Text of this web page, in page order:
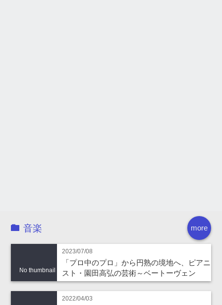
more
音楽
No thumbnail
2023/07/08
「プロ中のプロ」から円熟の境地へ、ピアニ
スト・園田高弘の芸術～ベートーヴェン
2022/04/03